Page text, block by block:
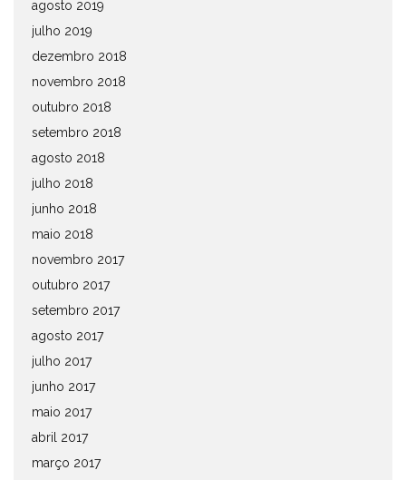
agosto 2019
julho 2019
dezembro 2018
novembro 2018
outubro 2018
setembro 2018
agosto 2018
julho 2018
junho 2018
maio 2018
novembro 2017
outubro 2017
setembro 2017
agosto 2017
julho 2017
junho 2017
maio 2017
abril 2017
março 2017